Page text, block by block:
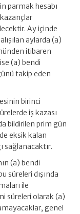
parmak hesabı
Ay içinde
aylarda (a)
itibaren
(a) bendi
takip eden
birinci
iş kazası
bildirilen prim gün
eksik kalan
sağlanacaktır.
(a) bendi
süreleri dışında
ile
süreleri olarak (a)
genel